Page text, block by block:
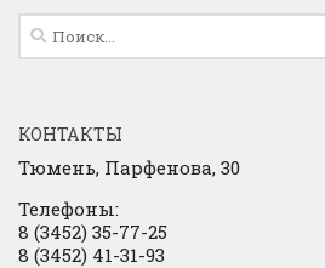
Найти:
КОНТАКТЫ
Тюмень, Парфенова, 30
Телефоны:
8 (3452) 35-77-25
8 (3452) 41-31-93